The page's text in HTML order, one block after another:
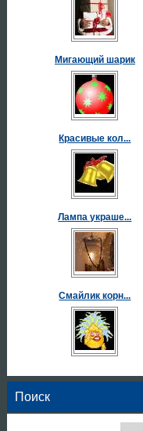
Мигающий шарик
Красивые кол...
Лампа украше...
Смайлик корн...
Поиск